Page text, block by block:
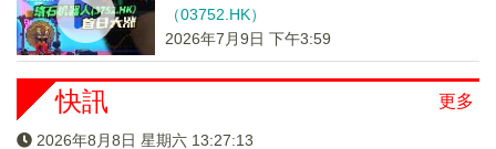
（03752.HK）
2026年7月9日 下午3:59
更多
快訊
2026年8月8日 星期六 13:27:13